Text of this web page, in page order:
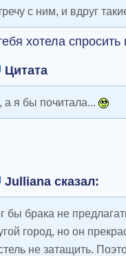
с ним, и вдруг
хотела спросить
Цитата
а я бы почитала...
Julliana сказал:
бы брака не
город, но он
не затащить.